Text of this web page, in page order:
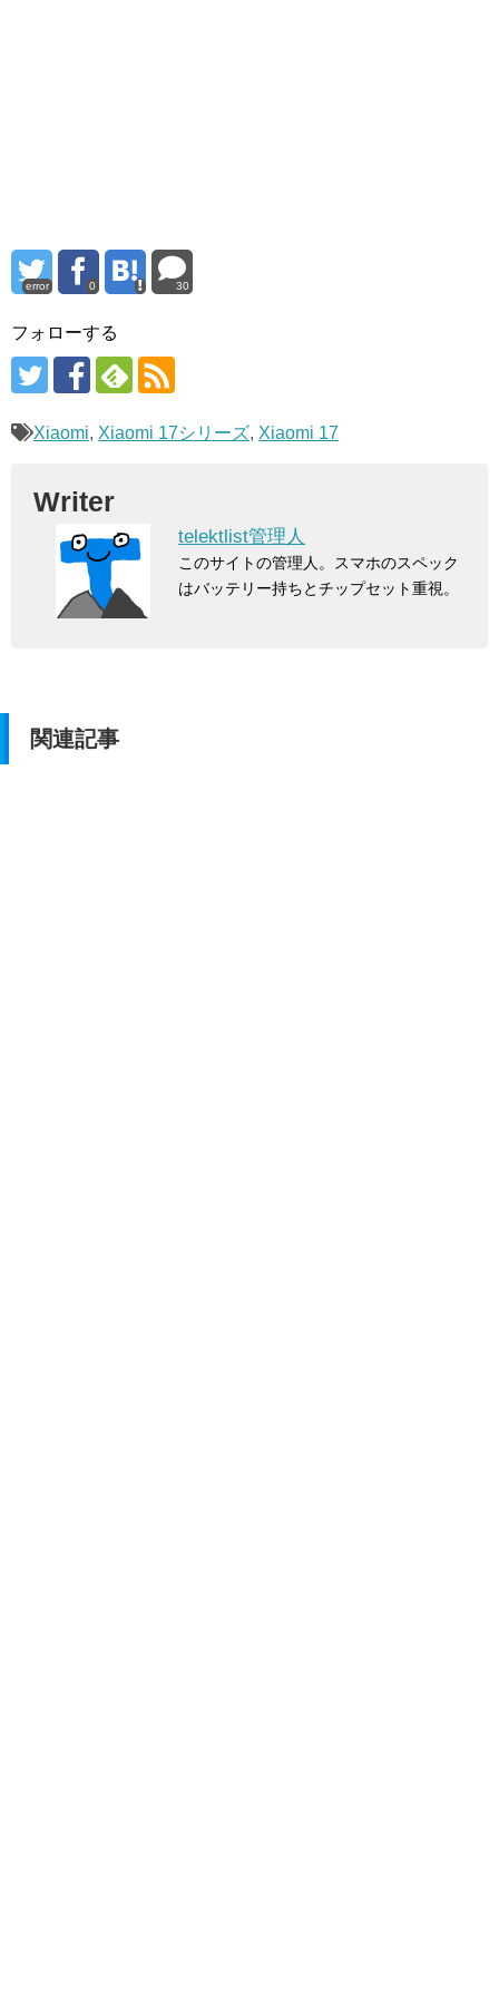
error 0 30
フォローする
Xiaomi, Xiaomi 17シリーズ, Xiaomi 17
Writer
telektlist管理人
このサイトの管理人。スマホのスペック
はバッテリー持ちとチップセット重視。
関連記事